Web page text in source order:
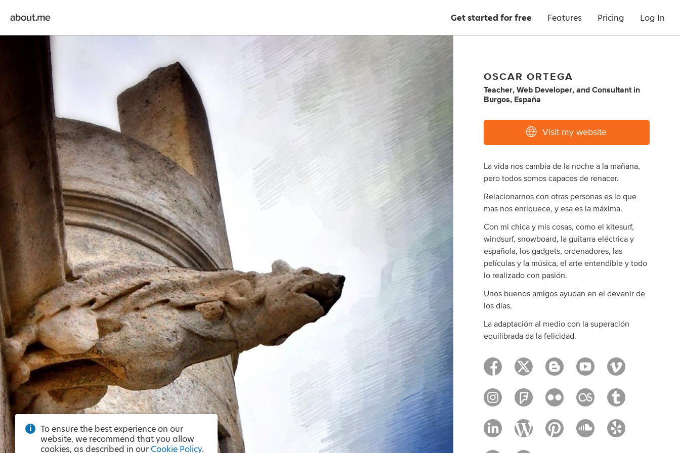
Get started for free Features Pricing Log In
OSCAR ORTEGA
Teacher, Web Developer, andConsultant in
Burgos, España
Visit my website
La vida nos cambia de la noche a la mañana,
pero todos somos capaces de renacer.
Relacionarnos con otras personas es lo que
mas nos enriquece, y esa es la máxima.
Con mi chica y mis cosas, como el kitesurf,
windsurf, snowboard, la guitarra eléctrica y
española, los gadgets, ordenadores, las
películas y la música, el arte entendible y todo
lo realizado con pasión.
Unos buenos amigos ayudan en el devenir de
los días.
La adaptación al medio con la superación
equilibrada da la felicidad.
To ensure the best experience on our
website, we recommend that you allow
cookies, as described in our Cookie Policy.